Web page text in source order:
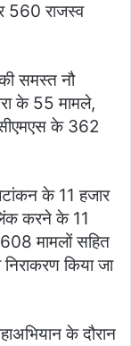
560 राजस्व
समस्त नौ
के 55 मामले,
के 362
के 11 हजार
करने के 11
मामलों सहित
किया जा
के दौरान